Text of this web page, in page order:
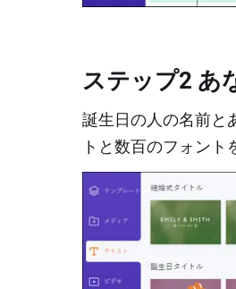
ステップ2 あ
誕生日の人の名前と
トと数百のフォント